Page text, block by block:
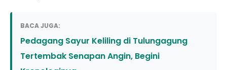
BACA JUGA:
Pedagang Sayur Keliling di Tulungagung
Tertembak Senapan Angin, Begini